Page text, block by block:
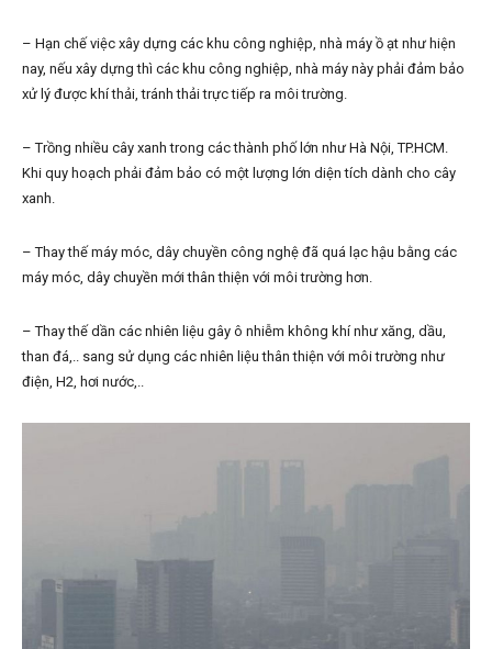
– Hạn chế việc xây dựng các khu công nghiệp, nhà máy ồ ạt như hiện
nay, nếu xây dựng thì các khu công nghiệp, nhà máy này phải đảm bảo
xử lý được khí thải, tránh thải trực tiếp ra môi trường.
– Trồng nhiều cây xanh trong các thành phố lớn như Hà Nội, TP.HCM.
Khi quy hoạch phải đảm bảo có một lượng lớn diện tích dành cho cây
xanh.
– Thay thế máy móc, dây chuyền công nghệ đã quá lạc hậu bằng các
máy móc, dây chuyền mới thân thiện với môi trường hơn.
– Thay thế dần các nhiên liệu gây ô nhiễm không khí như xăng, dầu,
than đá,.. sang sử dụng các nhiên liệu thân thiện với môi trường như
điện, H2, hơi nước,..